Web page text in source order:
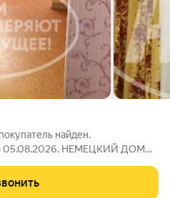
найден.
05.08.2026. НЕМЕЦКИЙ ДОМ
Санузел большой,